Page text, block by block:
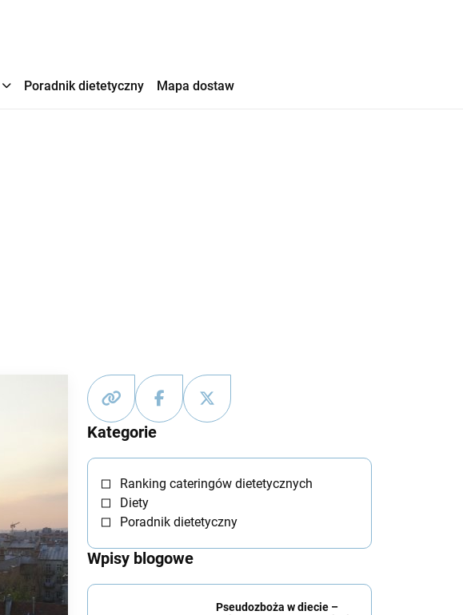
Poradnik dietetyczny Mapa dostaw
Kategorie
Ranking cateringów dietetycznych
Diety
Poradnik dietetyczny
Wpisy blogowe
Pseudozboża w diecie –